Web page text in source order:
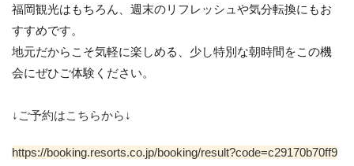
福岡観光はもちろん、週末のリフレッシュや気分転換にもお
すすめです。
地元だからこそ気軽に楽しめる、少し特別な朝時間をこの機
会にぜひご体験ください。
↓ご予約はこちらから↓
https://booking.resorts.co.jp/booking/result?code=c29170b70ff9